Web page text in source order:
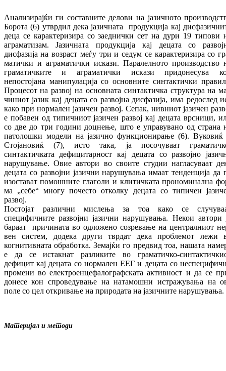
Анализирајќи ги составните делови на ја­зич­ното
Борота (6) утврдил дека ја­зичната продукција кај
деца се карактеризира со заеднички сет на дури 19 типови
аграматизам. Јазичната про­дук­ци­ја кај децата со
дисфазија на воз­раст меѓу три и седум се карактеризира со
матички и аграматички искази. Па­ра­лел­ното производство
граматичките и агра­ма­тич­ки искази придонесува
непостојана ма­нипулација со основните синтактички
Процесот на развој на основната син­тактичка структура на
чи­ни­от јазик кај децата со развојна дисфазија, има ре­дос­лед
како при нормален јазичен развој. Се­пак, нивниот јазичен
е по­ба­вен од ти­пичниот јазичен развој кај децата врс­­ни­ци,
со две до три години доцнење, што е уп­равувано од страна
патолошки модели на јазично функционирање (6).Вуковиќ
Сто­јановиќ
(7), исто така, ја посочуваат
синтактичката де­фи­ци­тарност кај де­цата соразвојно
нарушување. Овие автори во своите студии нагласуваат
децата со развојни јазични нарушувања имаат тенденција да
изос­та­ват по­мош­ни­те глаголи и клитичката про­но­ми­нална
ма
„себе“многу почесто откол­ку
децата со типичен
развој.
Постојат
различни мислења за тоа како
се
специфичните развојни јазични нарушувања. Некои автори
бараат при­чи­на­та во одложено созревање на централниот
вен систем,
додека други тврдат дека про­блемот лежи
когнитивната обработка. Зе­мајќи го предвид тоа, нашата
е
да се истакнат разликите во граматичко-
дефицит кај децата со нормален ЕЕГ и децата со
промени во елек­троенцефалографската активност и да се
донесе кон спроведување на натамошни ис­тражувања на
поле со цел откривање на природата на јазичните нарушувања.
Материјал и методи